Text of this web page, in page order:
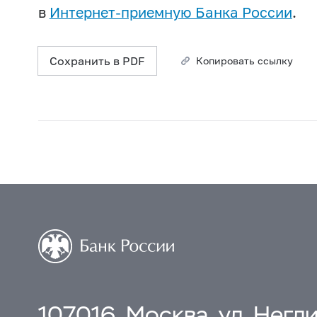
в Интернет-приемную Банка России.
Сохранить в PDF Копировать ссылку